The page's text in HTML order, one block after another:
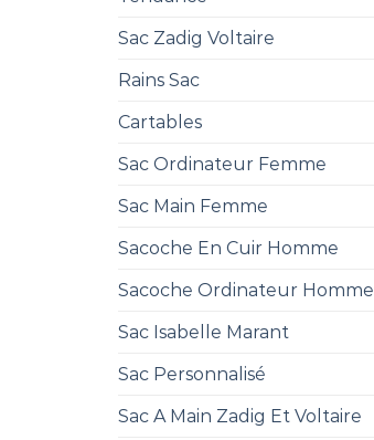
Sac Zadig Voltaire
Rains Sac
Cartables
Sac Ordinateur Femme
Sac Main Femme
Sacoche En Cuir Homme
Sacoche Ordinateur Homme
Sac Isabelle Marant
Sac Personnalisé
Sac A Main Zadig Et Voltaire